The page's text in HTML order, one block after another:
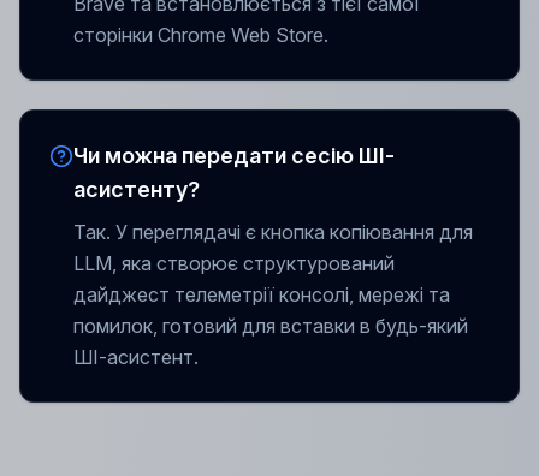
сторінки Chrome Web Store.
Чи можна передати сесію ШІ-
асистенту?
Так. У переглядачі є кнопка копіювання для
LLM, яка створює структурований
дайджест телеметрії консолі, мережі та
помилок, готовий для вставки в будь-який
ШІ-асистент.